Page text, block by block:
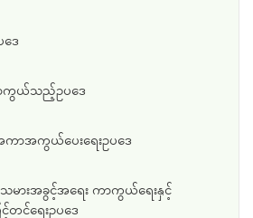
ေ
ာကွယ်သည့်ဥပဒေ
ာအကွယ်ပေးရေးဥပဒေ
ားအခွင့်အရေး ကာကွယ်ရေးနှင့်
င့်တင်ရေးဥပဒေ